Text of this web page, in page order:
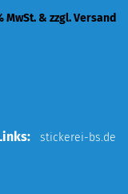
& zzgl. Versand
stickerei-bs.de